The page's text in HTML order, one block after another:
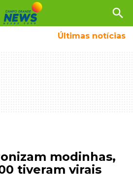
search
Últimas notícias
modinhas,
tiveram virais